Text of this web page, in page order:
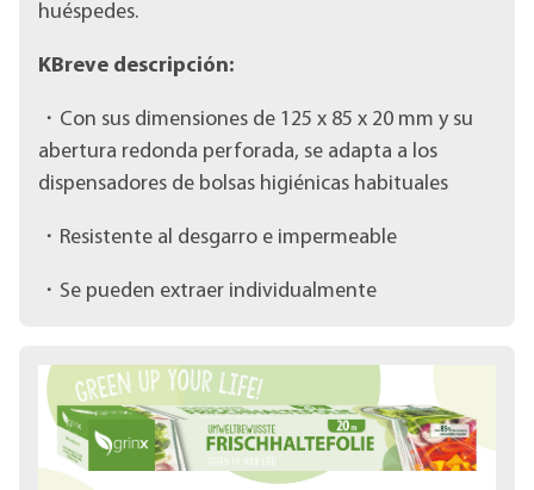
huéspedes.
KBreve descripción:
・Con sus dimensiones de 125 x 85 x 20 mm y su
abertura redonda perforada, se adapta a los
dispensadores de bolsas higiénicas habituales
・Resistente al desgarro e impermeable
・Se pueden extraer individualmente